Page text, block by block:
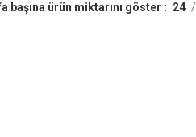
başına ürün miktarını göster 24